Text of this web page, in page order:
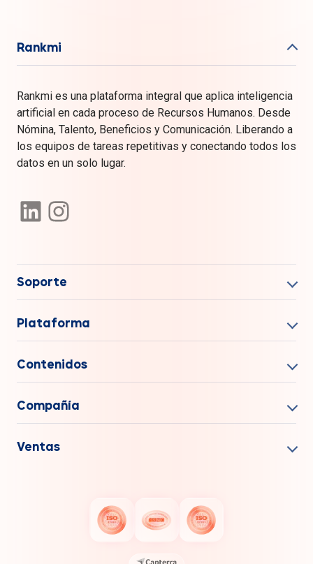
Rankmi
Rankmi es una plataforma integral que aplica inteligencia
artificial en cada proceso de Recursos Humanos. Desde
Nómina, Talento, Beneficios y Comunicación. Liberando a
los equipos de tareas repetitivas y conectando todos los
datos en un solo lugar.
Soporte
Plataforma
Contenidos
Compañía
Ventas